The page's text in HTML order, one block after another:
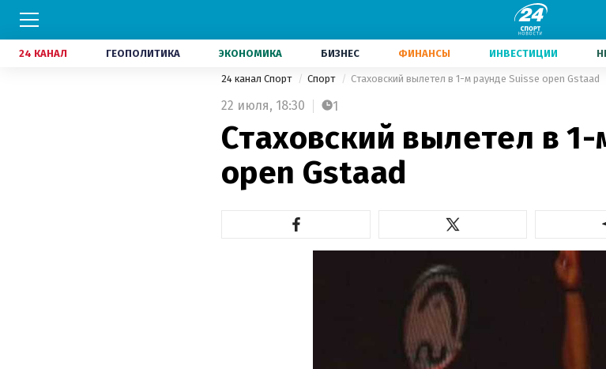
24 КАНАЛ ГЕОПОЛИТИКА ЭКОНОМИКА БИЗНЕС ФИНАНСЫ ИНВЕСТИЦИИ
24 канал Спорт Спорт Стаховский вылетел в 1-м раунде Suisse open Gstaad
22 июля, 18:30 1
Стаховский вылетел в
open Gstaad